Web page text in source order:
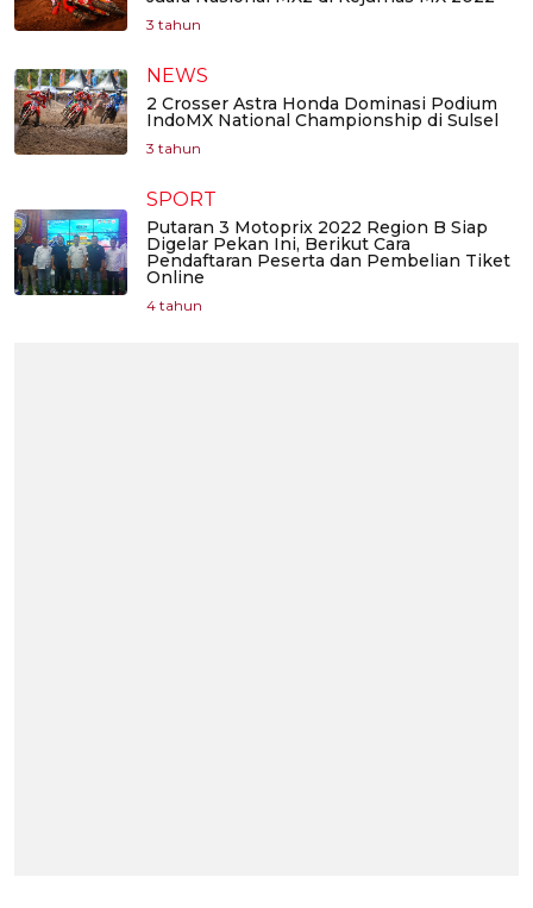
3 tahun
NEWS
2 Crosser Astra Honda Dominasi Podium
IndoMX National Championship di Sulsel
3 tahun
SPORT
Putaran 3 Motoprix 2022 Region B Siap
Digelar Pekan Ini, Berikut Cara
Pendaftaran Peserta dan Pembelian Tiket
Online
4 tahun